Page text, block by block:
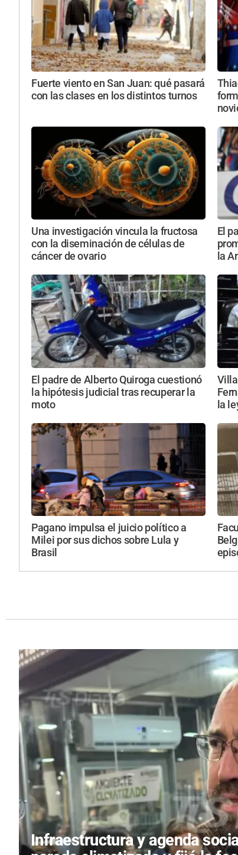
Fuerte viento en San Juan: qué pasará
con las clases en los distintos turnos
Una investigación vincula la fructosa
con la diseminación de células de
cáncer de ovario
El
la
El padre de Alberto Quiroga cuestionó
la hipótesis judicial tras recuperar la
moto
la
Pagano impulsa el juicio político a
Milei por sus dichos sobre Lula y
Brasil
Infraestructura y agenda